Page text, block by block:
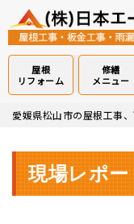
Skip
content
屋根
リフォーム
修繕
メニュー
愛媛県松山市の屋根工事
現場レポー